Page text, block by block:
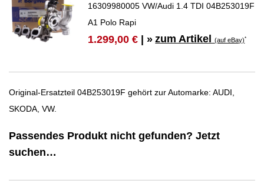
16309980005 VW/Audi 1.4 TDI 04B253019F
A1 Polo Rapi
1.299,00 € | » zum Artikel(auf eBay)*
Original-Ersatzteil 04B253019F gehört zur Automarke: AUDI,
SKODA, VW.
Passendes Produkt nicht gefunden? Jetzt
suchen…